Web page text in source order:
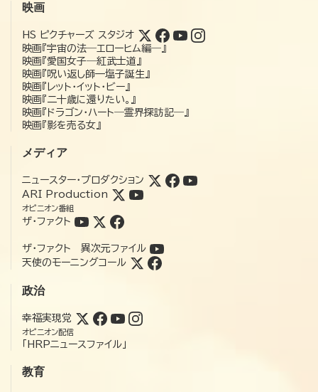
映画
HS ピクチャーズ スタジオ
映画『宇宙の法―エローヒム編―』
映画『愛国女子―紅武士道』
映画『呪い返し師—塩子誕生』
映画『レット・イット・ビー』
映画『二十歳に還りたい。』
映画『ドラゴン・ハート―霊界探訪記―』
映画『影を売る女』
メディア
ニュースター・プロダクション
ARI Production
オピニオン番組
ザ・ファクト
ザ・ファクト 異次元ファイル
天使のモーニングコール
政治
幸福実現党
オピニオン配信
「HRPニュースファイル」
教育